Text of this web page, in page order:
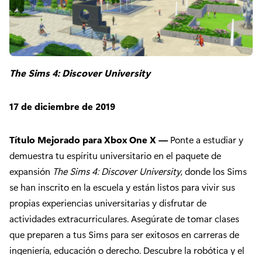
The Sims 4: Discover University
17 de diciembre de 2019
Título Mejorado para Xbox One X —Ponte a estudiar y
demuestra tu espíritu universitario en el paquete de
expansión The Sims 4: Discover University, donde los Sims
se han inscrito en la escuela y están listos para vivir sus
propias experiencias universitarias y disfrutar de
actividades extracurriculares. Asegúrate de tomar clases
que preparen a tus Sims para ser exitosos en carreras de
ingeniería, educación o derecho. Descubre la robótica y el